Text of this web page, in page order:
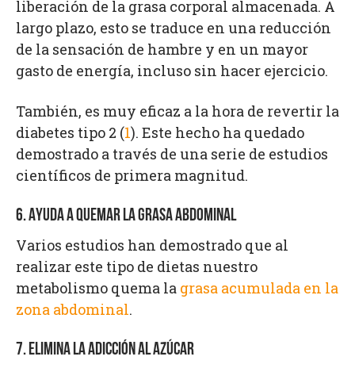
liberación de la grasa corporal almacenada. A
largo plazo, esto se traduce en una reducción
de la sensación de hambre y en un mayor
gasto de energía, incluso sin hacer ejercicio.
También, es muy eficaz a la hora de revertir la
diabetes tipo 2 (1). Este hecho ha quedado
demostrado a través de una serie de estudios
científicos de primera magnitud.
6. AYUDA A QUEMAR LA GRASA ABDOMINAL
Varios estudios han demostrado que al
realizar este tipo de dietas nuestro
metabolismo quema la grasa acumulada en la
zona abdominal.
7. ELIMINA LA ADICCIÓN AL AZÚCAR